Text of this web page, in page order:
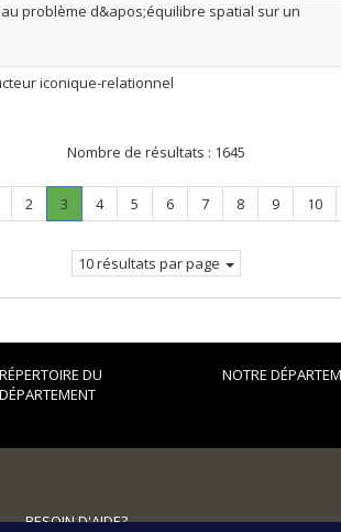
problème d&apos;équilibre spatial sur un
iconique-relationnel
Nombre de résultats : 1645
Page
2 Page
3.
Page
Page
4 Page
5 Page
6 Page
7 Page
8 Page
9 Page
10
10 résultats par page
RÉPERTOIRE DU
DÉPARTEMENT
NOTRE
BESOIN D'AIDE?